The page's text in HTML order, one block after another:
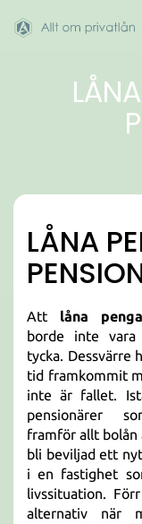
LÅNA
Att låna
borde inte
tycka. Dessvärre
tid framkommit
inte är fallet.
pensionärer
framför allt bolån
bli beviljad ett
i en fastighet
livssituation.
alternativ när